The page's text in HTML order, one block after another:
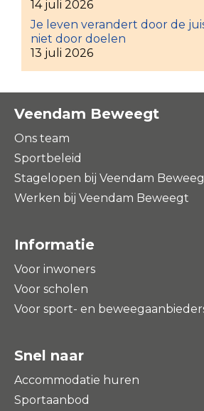
14 juli 2026
Je leven verandert door de
niet door doelen
13 juli 2026
Veendam Beweegt
Ons team
Sportbeleid
Stagelopen bij Veendam
Werken bij Veendam Beweegt
Informatie
Voor inwoners
Voor scholen
Voor sport- en
Snel naar
Accommodatie huren
Sportaanbod